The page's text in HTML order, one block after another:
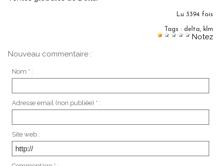
Lu 3394 fois
Tags : delta, klm
Notez
Nouveau commentaire :
Nom * :
Adresse email (non publiée) * :
Site web :